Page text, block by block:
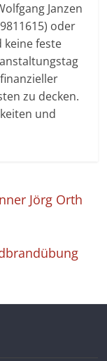
Janzen
oder
keine feste
zu decken.
und
Jörg Orth